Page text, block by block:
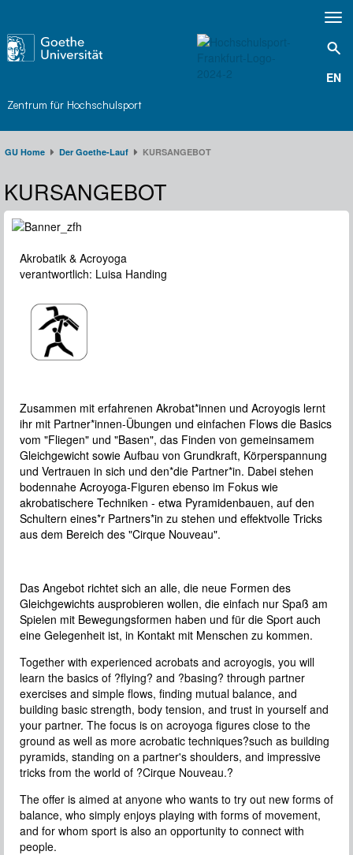
Zentrum für Hochschulsport
EN
GU Home Der Goethe-Lauf​ KURSANGEBOT
KURSANGEBOT
Akrobatik & Acroyoga
verantwortlich: Luisa Handing
Zusammen mit erfahrenen Akrobat*innen und Acroyogis lernt
ihr mit Partner*innen-Übungen und einfachen Flows die Basics
vom "Fliegen" und "Basen", das Finden von gemeinsamem
Gleichgewicht sowie Aufbau von Grundkraft, Körperspannung
und Vertrauen in sich und den*die Partner*in. Dabei stehen
bodennahe Acroyoga-Figuren ebenso im Fokus wie
akrobatischere Techniken - etwa Pyramidenbauen, auf den
Schultern eines*r Partners*in zu stehen und effektvolle Tricks
aus dem Bereich des "Cirque Nouveau".
Das Angebot richtet sich an alle, die neue Formen des
Gleichgewichts ausprobieren wollen, die einfach nur Spaß am
Spielen mit Bewegungsformen haben und für die Sport auch
eine Gelegenheit ist, in Kontakt mit Menschen zu kommen.
Together with experienced acrobats and acroyogis, you will
learn the basics of ?flying? and ?basing? through partner
exercises and simple flows, finding mutual balance, and
building basic strength, body tension, and trust in yourself and
your partner. The focus is on acroyoga figures close to the
ground as well as more acrobatic techniques?such as building
pyramids, standing on a partner's shoulders, and impressive
tricks from the world of ?Cirque Nouveau.?
The offer is aimed at anyone who wants to try out new forms of
balance, who simply enjoys playing with forms of movement,
and for whom sport is also an opportunity to connect with
people.